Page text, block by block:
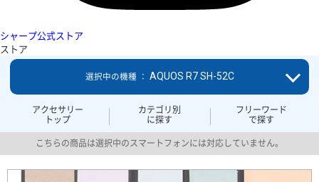
シャープ公式ストア
ストア
アクセサリー
トップ
カテゴリ別
に探す
フリーワード
で探す
選択中の機種 ： AQUOS R7 SH-52C
こちらの商品は選択中のスマートフォンには対応していません。